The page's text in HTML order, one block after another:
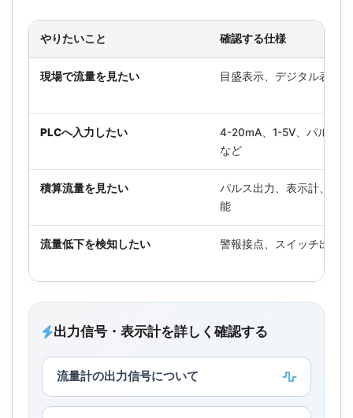
やりたいこと 確認する仕様
現場で流量を見たい 目盛表示、デジタル表示
PLCへ入力したい
4-20mA、1-5V、パルス出
など
積算流量を見たい
パルス出力、表示計、積
能
流量低下を検知したい 警報接点、スイッチ出力
出力信号・表示計を詳しく確認する
流量計の出力信号について